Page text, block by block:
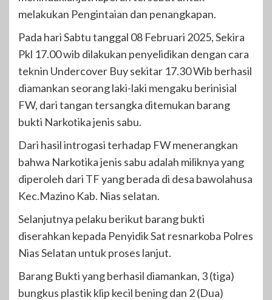
melakukan Pengintaian dan penangkapan.
Pada hari Sabtu tanggal 08 Februari 2025, Sekira
Pkl 17.00 wib dilakukan penyelidikan dengan cara
teknin Undercover Buy sekitar 17.30 Wib berhasil
diamankan seorang laki-laki mengaku berinisial
FW, dari tangan tersangka ditemukan barang
bukti Narkotika jenis sabu.
Dari hasil introgasi terhadap FW menerangkan
bahwa Narkotika jenis sabu adalah miliknya yang
diperoleh dari TF yang berada di desa bawolahusa
Kec.Mazino Kab. Nias selatan.
Selanjutnya pelaku berikut barang bukti
diserahkan kepada Penyidik Sat resnarkoba Polres
Nias Selatan untuk proses lanjut.
Barang Bukti yang berhasil diamankan, 3 (tiga)
bungkus plastik klip kecil bening dan 2 (Dua)